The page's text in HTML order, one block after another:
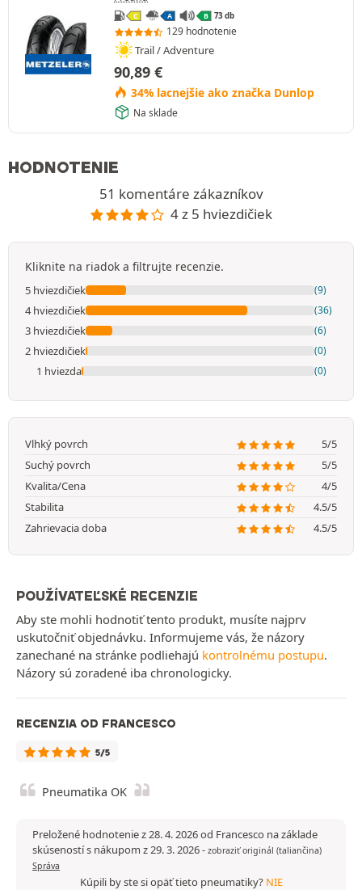
C A B 73 db
129 hodnotenie
Trail / Adventure
90,89 €
34% lacnejšie ako značka Dunlop
Na sklade
HODNOTENIE
51 komentáre zákazníkov
4 z 5 hviezdičiek
Kliknite na riadok a filtrujte recenzie.
5 hviezdičiek (9)
4 hviezdičiek (36)
3 hviezdičiek (6)
2 hviezdičiek (0)
1 hviezda (0)
Vlhký povrch
5/5
Suchý povrch
5/5
Kvalita/Cena
4/5
Stabilita
4.5/5
Zahrievacia doba
4.5/5
POUŽÍVATEĽSKÉ RECENZIE
Aby ste mohli hodnotiť tento produkt, musíte najprv
uskutočniť objednávku. Informujeme vás, že názory
zanechané na stránke podliehajú kontrolnému postupu.
Názory sú zoradené iba chronologicky.
RECENZIA OD FRANCESCO
5/5
Pneumatika OK
Preložené hodnotenie z 28. 4. 2026 od Francesco na základe
skúseností s nákupom z 29. 3. 2026- zobraziť originál (taliančina)
Správa
Kúpili by ste si opäť tieto pneumatiky? NIE